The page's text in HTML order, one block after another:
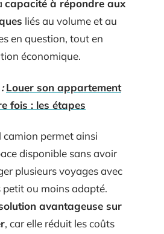
capacité à répondre aux
liés au volume et au
en question, tout en
économique.
Louer son appartement
fois : les étapes
camion permet ainsi
disponible sans avoir
plusieurs voyages avec
petit ou moins adapté.
avantageuse sur
, car elle réduit les coûts